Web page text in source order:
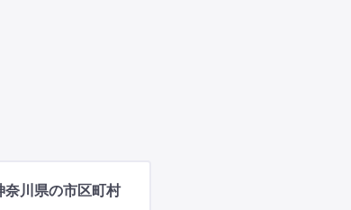
奈川県の市区町村